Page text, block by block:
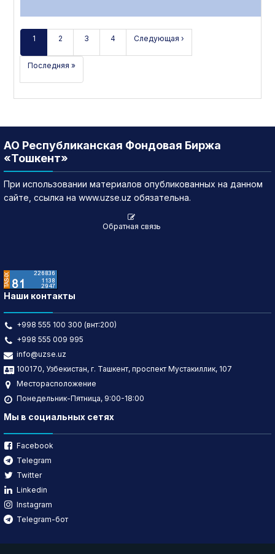
1 2 3 4 Следующая ›
Последняя »
АО Республиканская Фондовая Биржа
«Тошкент»
При использовании материалов опубликованных на данном
сайте, ссылка на www.uzse.uz обязательна.
Обратная связь
Наши контакты
+998 555 100 300 (внт:200)
+998 555 009 995
info@uzse.uz
100170, Узбекистан, г. Ташкент, проспект Мустакиллик, 107
Месторасположение
Понедельник-Пятница, 9:00-18:00
Мы в социальных сетях
Facebook
Telegram
Twitter
Linkedin
Instagram
Telegram-бот